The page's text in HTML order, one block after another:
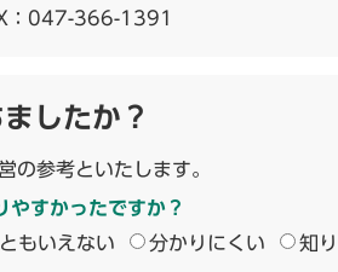
047-366-1391
したか？
の参考といたします。
すかったですか？
もいえない 分かりにくい 知